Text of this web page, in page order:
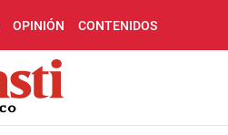
OPINIÓN CONTENIDOS